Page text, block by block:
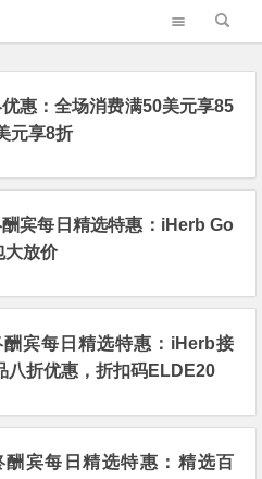
惠：全场消费满50美元享85
元享8折
宾每日精选特惠：iHerb Go
大放价
宾每日精选特惠：iHerb接
八折优惠，折扣码ELDE20
酬宾每日精选特惠：精选百